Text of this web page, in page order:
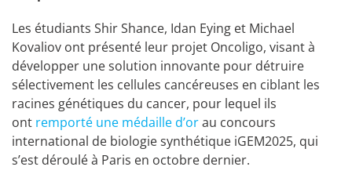
Les étudiants Shir Shance, Idan Eying et Michael
Kovaliov ont présenté leur projet Oncoligo, visant à
développer une solution innovante pour détruire
sélectivement les cellules cancéreuses en ciblant les
racines génétiques du cancer, pour lequel ils
ont remporté une médaille d’orau concours
international de biologie synthétique iGEM2025, qui
s’est déroulé à Paris en octobre dernier.